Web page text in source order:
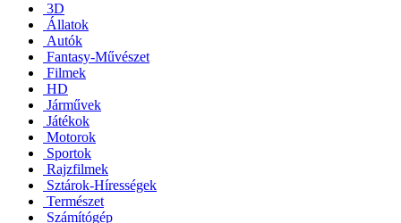
3D
Állatok
Autók
Fantasy-Művészet
Filmek
HD
Járművek
Játékok
Motorok
Sportok
Rajzfilmek
Sztárok-Hírességek
Természet
Számítógép